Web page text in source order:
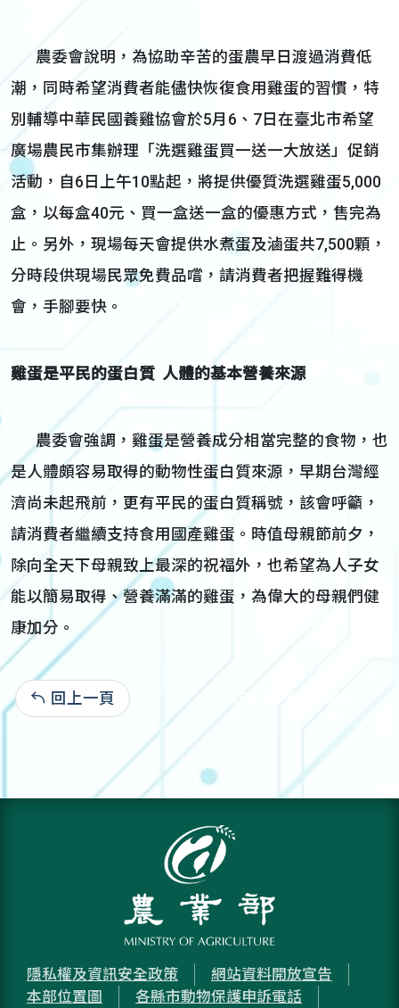
農委會說明，為協助辛苦的蛋農早日渡過消費低
潮，同時希望消費者能儘快恢復食用雞蛋的習慣，特
別輔導中華民國養雞協會於5月6、7日在臺北市希望
廣場農民市集辦理「洗選雞蛋買一送一大放送」促銷
活動，自6日上午10點起，將提供優質洗選雞蛋5,000
盒，以每盒40元、買一盒送一盒的優惠方式，售完為
止。另外，現場每天會提供水煮蛋及滷蛋共7,500顆，
分時段供現場民眾免費品嚐，請消費者把握難得機
會，手腳要快。
雞蛋是平民的蛋白質 人體的基本營養來源
農委會強調，雞蛋是營養成分相當完整的食物，也
是人體頗容易取得的動物性蛋白質來源，早期台灣經
濟尚未起飛前，更有平民的蛋白質稱號，該會呼籲，
請消費者繼續支持食用國產雞蛋。時值母親節前夕，
除向全天下母親致上最深的祝福外，也希望為人子女
能以簡易取得、營養滿滿的雞蛋，為偉大的母親們健
康加分。
回上一頁 106-05-05:2,243
隱私權及資訊安全政策
網站資料開放宣告
本部位置圖
各縣市動物保護申訴電話